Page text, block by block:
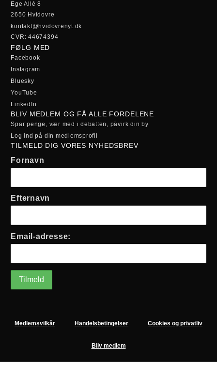
Ege Allé 8
2650 Hvidovre
kontakt@hvidovrenyt.dk
CVR: 44674394
FØLG MED
Facebook
Instagram
Bluesky
YouTube
LinkedIn
BLIV MEDLEM OG FÅ ALLE FORDELENE
Spar penge, vær med i debatten, påvirk din by
Log ind på din medlemsprofil
TILMELD DIG VORES NYHEDSBREV
Fornavn
Efternavn
Email-adresse:
Medlemsvilkår Handelsbetingelser Cookies og privatliv
Bliv medlem